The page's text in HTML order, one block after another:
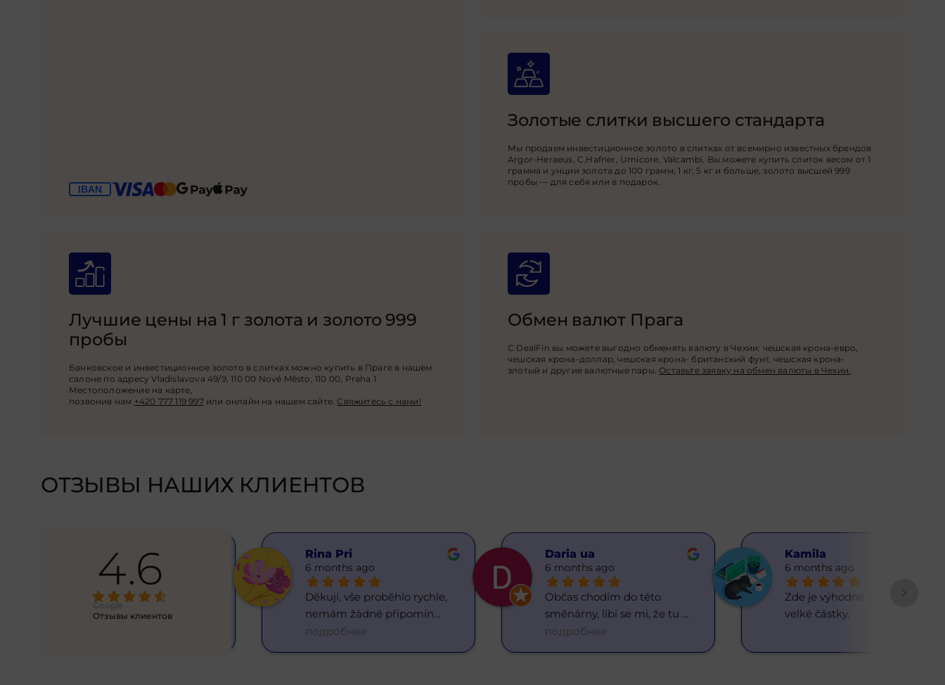
Золотые слитки высшего стандарта
Мы продаем инвестиционное золото в слитках от всемирно известных брендов
Argor-Heraeus, C.Hafner, Umicore, Valcambi. Вы можете купить слиток весом от 1
грамма и унции золота до 100 грамм, 1 кг, 5 кг и больше, золото высшей 999
пробы — для себя или в подарок.
Лучшие цены на 1 г золота и золото 999
пробы
Банковское и инвестиционное золото в слитках можно купить в Праге в нашем
салоне по адресу Vladislavova 49/9, 110 00 Nové Město, 110 00, Praha 1
Местоположение на карте,
позвонив нам +420 777 119 997или онлайн на нашем сайте. Свяжитесь с нами!
Обмен валют Прага
С DealFin вы можете выгодно обменять валюту в Чехии: чешская крона-евро,
чешская крона-доллар, чешская крона- британский фунт, чешская крона-
злотый и другие валютные пары. Оставьте заявку на обмен валюты в Чехии.
ОТЗЫВЫ НАШИХ КЛИЕНТОВ
4.6
Google
Отзывы клиентов
Hanna Yatsenko
6 months ago
Skvělý směnárník! Vše rychle,
normální kurz. Resp...
Rina Pri
6 months ago
Děkuji, vše proběhlo rychle,
nemám žádné připomín...
подробнее
Daria ua
6 months ago
Občas chodím do této
směnárny, líbí se mi, že tu ...
подробнее
Kamilа
6 months ago
Zde je výhodné směňovat
velké částky.